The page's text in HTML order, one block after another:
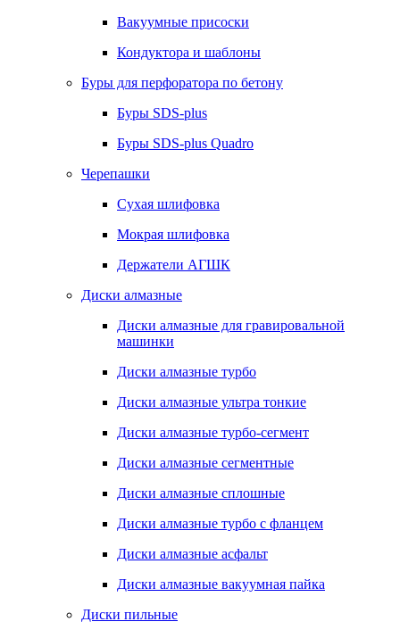
Вакуумные присоски
Кондуктора и шаблоны
Буры для перфоратора по бетону
Буры SDS-plus
Буры SDS-plus Quadro
Черепашки
Сухая шлифовка
Мокрая шлифовка
Держатели АГШК
Диски алмазные
Диски алмазные для гравировальной
машинки
Диски алмазные турбо
Диски алмазные ультра тонкие
Диски алмазные турбо-сегмент
Диски алмазные сегментные
Диски алмазные сплошные
Диски алмазные турбо с фланцем
Диски алмазные асфальт
Диски алмазные вакуумная пайка
Диски пильные